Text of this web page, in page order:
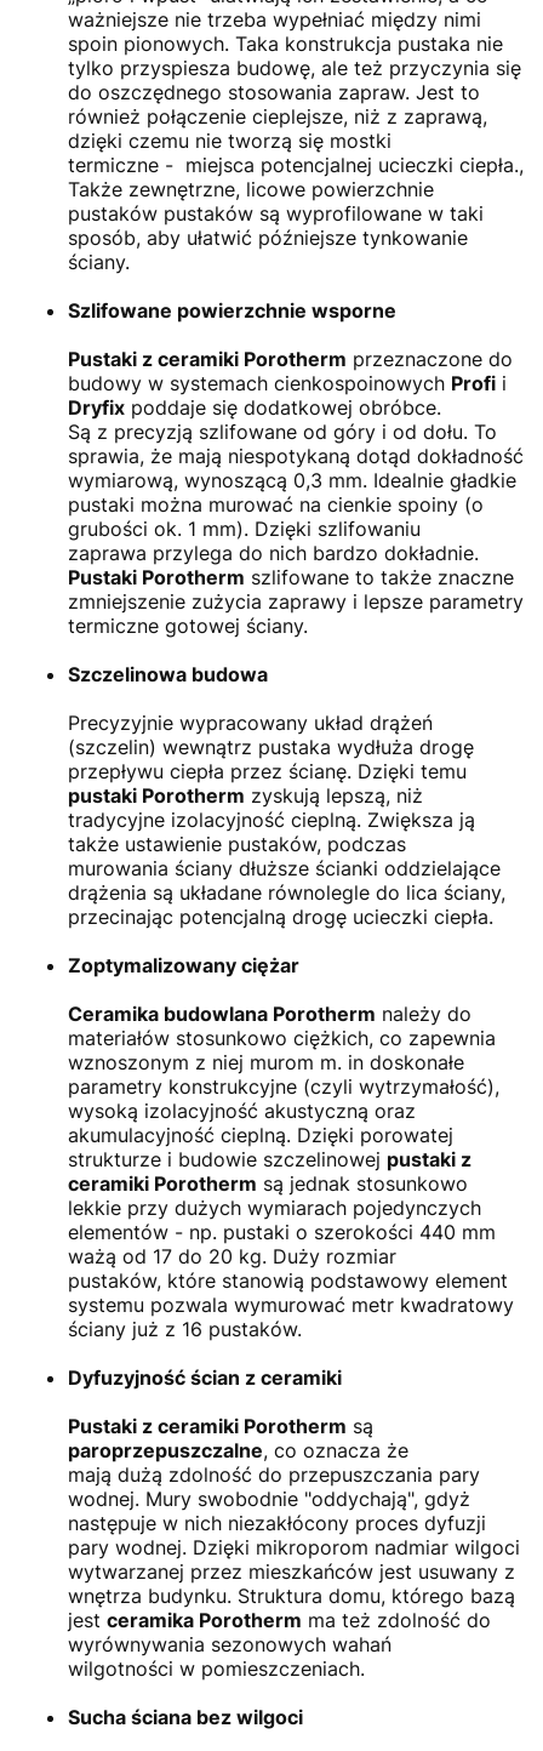
ważniejsze nie trzeba wypełniać między nimi
spoin pionowych. Taka konstrukcja pustaka nie
tylko przyspiesza budowę, ale też przyczynia się
do oszczędnego stosowania zapraw. Jest to
również połączenie cieplejsze, niż z zaprawą,
dzięki czemu nie tworzą się mostki
termiczne - miejsca potencjalnej ucieczki ciepła.,
Także zewnętrzne, licowe powierzchnie
pustaków pustaków są wyprofilowane w taki
sposób, aby ułatwić późniejsze tynkowanie
ściany.
Szlifowane powierzchnie wsporne
Pustaki z ceramiki Porotherm przeznaczone do
budowy w systemach cienkospoinowych Profi i
Dryfix poddaje się dodatkowej obróbce.
Są z precyzją szlifowane od góry i od dołu. To
sprawia, że mają niespotykaną dotąd dokładność
wymiarową, wynoszącą 0,3 mm. Idealnie gładkie
pustaki można murować na cienkie spoiny (o
grubości ok. 1 mm). Dzięki szlifowaniu
zaprawa przylega do nich bardzo dokładnie.
Pustaki Porotherm szlifowane to także znaczne
zmniejszenie zużycia zaprawy i lepsze parametry
termiczne gotowej ściany.
Szczelinowa budowa
Precyzyjnie wypracowany układ drążeń
(szczelin) wewnątrz pustaka wydłuża drogę
przepływu ciepła przez ścianę. Dzięki temu
pustaki Porotherm zyskują lepszą, niż
tradycyjne izolacyjność cieplną. Zwiększa ją
także ustawienie pustaków, podczas
murowania ściany dłuższe ścianki oddzielające
drążenia są układane równolegle do lica ściany,
przecinając potencjalną drogę ucieczki ciepła.
Zoptymalizowany ciężar
Ceramika budowlana Porotherm należy do
materiałów stosunkowo ciężkich, co zapewnia
wznoszonym z niej murom m. in doskonałe
parametry konstrukcyjne (czyli wytrzymałość),
wysoką izolacyjność akustyczną oraz
akumulacyjność cieplną. Dzięki porowatej
strukturze i budowie szczelinowej pustaki z
ceramiki Porotherm są jednak stosunkowo
lekkie przy dużych wymiarach pojedynczych
elementów - np. pustaki o szerokości 440 mm
ważą od 17 do 20 kg. Duży rozmiar
pustaków, które stanowią podstawowy element
systemu pozwala wymurować metr kwadratowy
ściany już z 16 pustaków.
Dyfuzyjność ścian z ceramiki
Pustaki z ceramiki Porotherm są
paroprzepuszczalne, co oznacza że
mają dużą zdolność do przepuszczania pary
wodnej. Mury swobodnie "oddychają", gdyż
następuje w nich niezakłócony proces dyfuzji
pary wodnej. Dzięki mikroporom nadmiar wilgoci
wytwarzanej przez mieszkańców jest usuwany z
wnętrza budynku. Struktura domu, którego bazą
jest ceramika Porotherm ma też zdolność do
wyrównywania sezonowych wahań
wilgotności w pomieszczeniach.
Sucha ściana bez wilgoci